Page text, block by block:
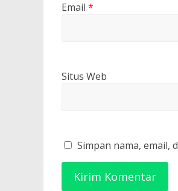
Email *
Situs Web
Simpan nama, email,